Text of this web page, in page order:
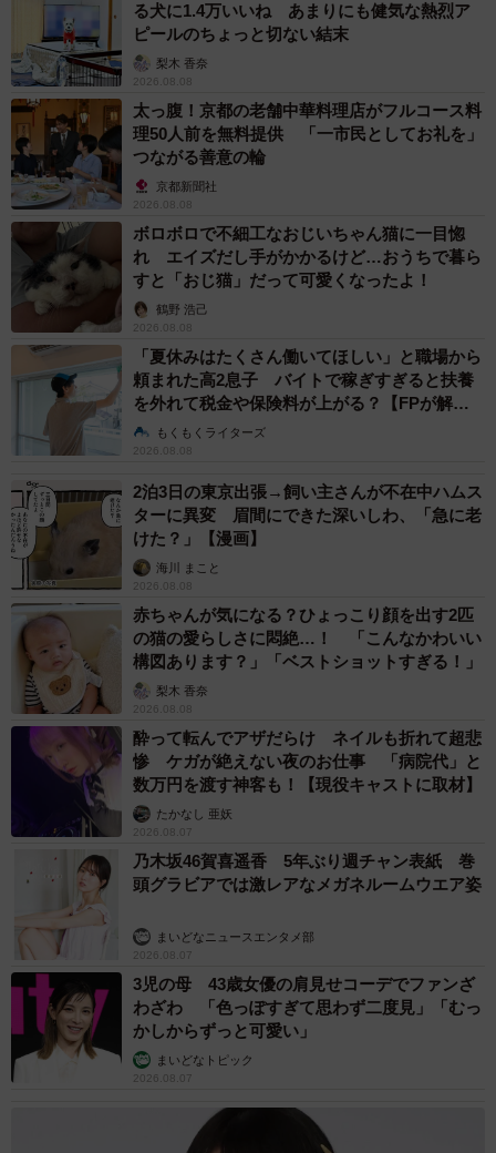
る犬に1.4万いいね あまりにも健気な熱烈ア
ピールのちょっと切ない結末
梨木 香奈
2026.08.08
太っ腹！京都の老舗中華料理店がフルコース料
理50人前を無料提供 「一市民としてお礼を」
つながる善意の輪
京都新聞社
2026.08.08
ボロボロで不細工なおじいちゃん猫に一目惚
れ エイズだし手がかかるけど…おうちで暮ら
すと「おじ猫」だって可愛くなったよ！
鶴野 浩己
2026.08.08
「夏休みはたくさん働いてほしい」と職場から
頼まれた高2息子 バイトで稼ぎすぎると扶養
を外れて税金や保険料が上がる？【FPが解
説】もくもくライターズ
2026.08.08
2泊3日の東京出張→飼い主さんが不在中ハムス
ターに異変 眉間にできた深いしわ、「急に老
けた？」【漫画】
海川 まこと
2026.08.08
赤ちゃんが気になる？ひょっこり顔を出す2匹
の猫の愛らしさに悶絶…！ 「こんなかわいい
構図あります？」「ベストショットすぎる！」
梨木 香奈
2026.08.08
酔って転んでアザだらけ ネイルも折れて超悲
惨 ケガが絶えない夜のお仕事 「病院代」と
数万円を渡す神客も！【現役キャストに取材】
たかなし 亜妖
2026.08.07
乃木坂46賀喜遥香 5年ぶり週チャン表紙 巻
頭グラビアでは激レアなメガネルームウエア姿
まいどなニュースエンタメ部
2026.08.07
3児の母 43歳女優の肩見せコーデでファンざ
わざわ 「色っぽすぎて思わず二度見」「むっ
かしからずっと可愛い」
まいどなトピック
2026.08.07